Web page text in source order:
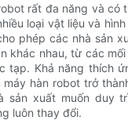
rất đa năng và có
loại vật liệu và
phép các nhà sản
khác nhau, từ các
tạp. Khả năng thích
máy hàn robot trở
sản xuất muốn duy
luôn thay đổi.